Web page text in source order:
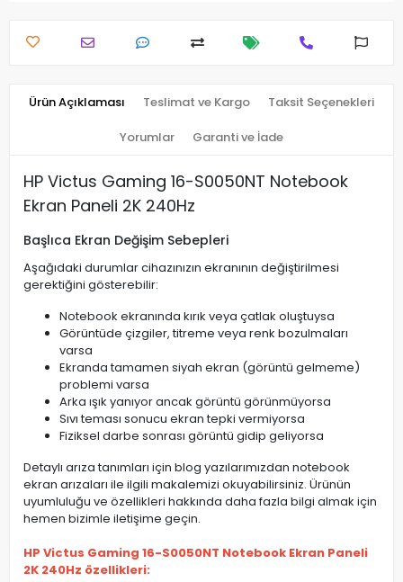
Ürün Açıklaması Teslimat ve Kargo Taksit Seçenekleri
Yorumlar Garanti ve İade
HP Victus Gaming 16-S0050NT Notebook
Ekran Paneli 2K 240Hz
Başlıca Ekran Değişim Sebepleri
Aşağıdaki durumlar cihazınızın ekranının değiştirilmesi
gerektiğini gösterebilir:
Notebook ekranında kırık veya çatlak oluştuysa
Görüntüde çizgiler, titreme veya renk bozulmaları
varsa
Ekranda tamamen siyah ekran (görüntü gelmeme)
problemi varsa
Arka ışık yanıyor ancak görüntü görünmüyorsa
Sıvı teması sonucu ekran tepki vermiyorsa
Fiziksel darbe sonrası görüntü gidip geliyorsa
Detaylı arıza tanımları için blog yazılarımızdan notebook
ekran arızaları ile ilgili makalemizi okuyabilirsiniz. Ürünün
uyumluluğu ve özellikleri hakkında daha fazla bilgi almak için
hemen bizimle iletişime geçin.
HP Victus Gaming 16-S0050NT Notebook Ekran Paneli
2K 240Hz özellikleri: